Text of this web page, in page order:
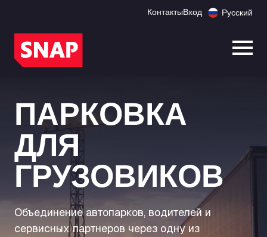
КонтактыВход Русский
ПАРКОВКА
ДЛЯ
ГРУЗОВИКОВ
Объединение автопарков, водителей и
сервисных партнеров через одну из